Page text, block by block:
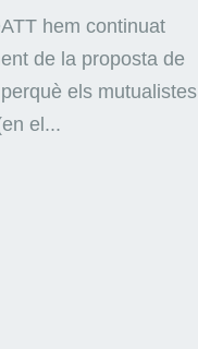
hem continuat
de la proposta de
els mutualistes
el...